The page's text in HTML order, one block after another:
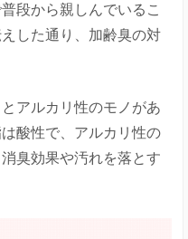
段から親しんでいるこ
した通り、加齢臭の対
アルカリ性のモノがあ
酸性で、アルカリ性の
臭効果や汚れを落とす